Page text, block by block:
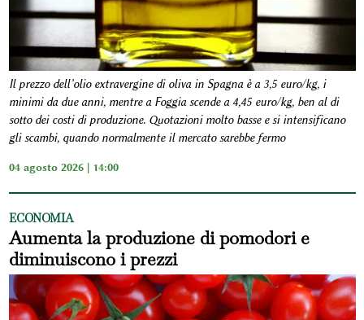
Il prezzo dell’olio extravergine di oliva in Spagna è a 3,5 euro/kg, i
minimi da due anni, mentre a Foggia scende a 4,45 euro/kg, ben al di
sotto dei costi di produzione. Quotazioni molto basse e si intensificano
gli scambi, quando normalmente il mercato sarebbe fermo
04 agosto 2026 | 14:00
ECONOMIA
Aumenta la produzione di pomodori e
diminuiscono i prezzi